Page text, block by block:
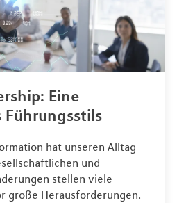
Eine
Führungsstils
hat unseren Alltag
und
stellen viele
große Herausforderungen.